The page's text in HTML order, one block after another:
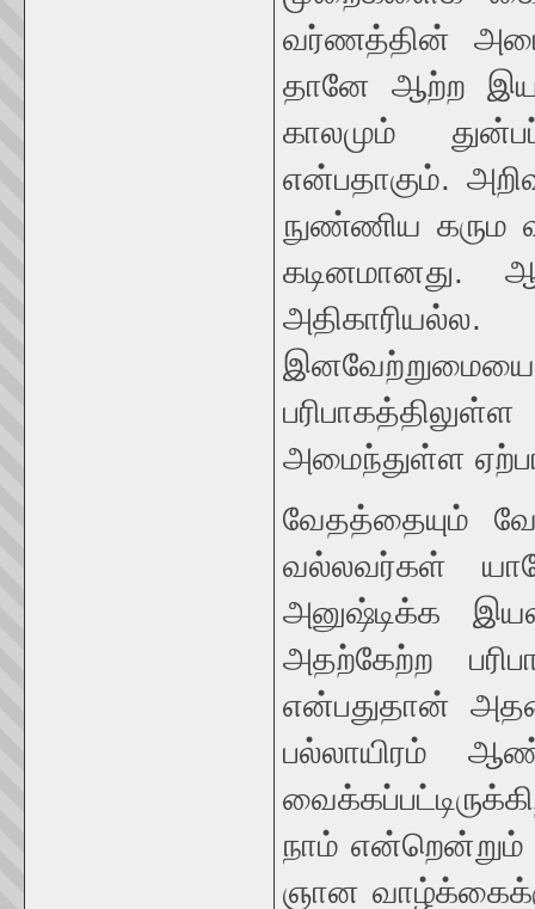
வர்ணத்தின்
தானே ஆற்ற
காலமும்
என்பதாகும்.
நுண்ணிய கரும
கடினமானது.
அமைந்துள்ள
வேதத்தையும்
வல்லவர்கள்
அனுஷ்டிக்க
அதற்கேற்ற
என்பதுதான்
பல்லாயிரம்
நாம் என்றென்றும்
ஞான